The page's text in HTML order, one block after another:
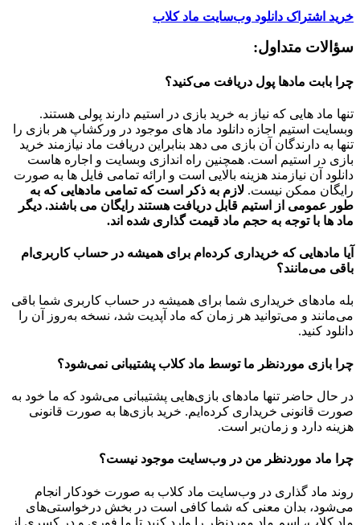
خرید اشتراک دانلود وب‌سایت ماد کلاب
سؤالات متداول:
چرا بابت مادها پول دریافت می‌کنید؟
تنها ماد هایی که نیاز به خرید بازی در استیم دارند پولی هستند.
وبسایت استیم اجازه دانلود ماد های موجود در ورکشاپ هر بازی را
تنها به دارندگان آن بازی می دهد بنابراین دریافت ماد نیازمند خرید
بازی در استیم است. همچنین راه اندازی وبسایت و اجاره هاست
دانلود آن نیازمند هزینه بالایی است و ارائه تمامی فایل ها به صورت
رایگان ممکن نیست. لازم به ذکر است که تمامی مادهایی که به
طور عمومی از استیم قابل دریافت هستند رایگان می باشند. دیگر
ماد ها با توجه به حجم ماد قیمت گذاری شده اند.
آیا مادهایی که خریداری کرده‌ام برای همیشه در حساب‌ کاربری‌ام
باقی می‌مانند؟
بله مادهای خریداری شما برای همیشه در حساب کاربری شما باقی
می‌مانند و می‌توانید هر زمان که ماد آپدیت شد، نسخه به‌روز آن را
دانلود کنید.
چرا بازی موردنظر ما توسط ماد کلاب پشتیبانی نمی‌شود؟
در حال حاضر تنها مادهای بازی‌هایی پشتیبانی می‌شود که ما خود به
صورت قانونی خریداری کرده‌ایم. خرید بازی‌ها به صورت قانونی
هزینه دارد و زمان‌بر است.
چرا ماد موردنظر من در وب‌سایت موجود نیست؟
روند ماد گذاری در وب‌سایت ماد کلاب به صورت خودکار انجام
می‌شود، بدان معنی که شما کافی است در بخش درخواستی‌های
ماد کلاب، اسم ماد موردنظر را وارد کنید تا ما فوری و در کسری از